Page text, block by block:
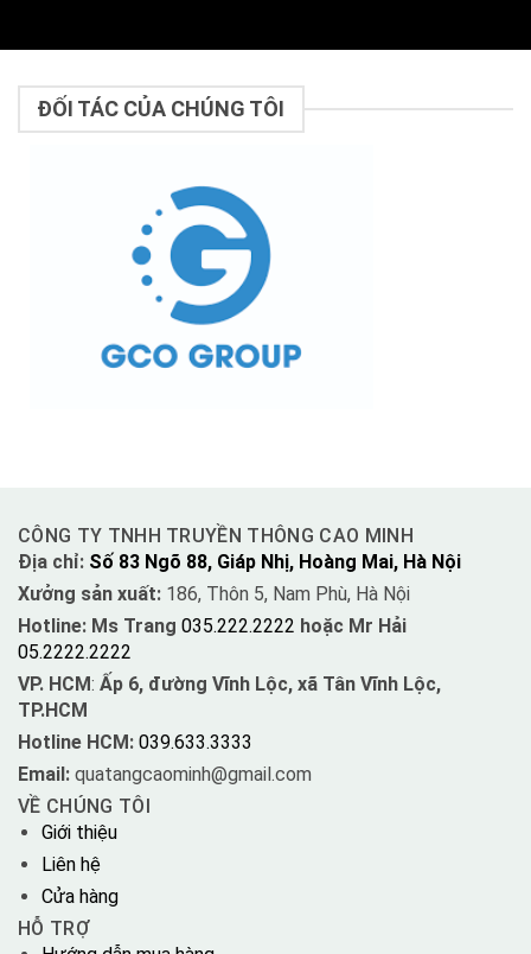
ĐỐI TÁC CỦA CHÚNG TÔI
CÔNG TY TNHH TRUYỀN THÔNG CAO MINH
Địa chỉ: Số 83 Ngõ 88, Giáp Nhị, Hoàng Mai, Hà Nội
Xưởng sản xuất: 186, Thôn 5, Nam Phù, Hà Nội
Hotline: Ms Trang 035.222.2222 hoặc Mr Hải
05.2222.2222
VP. HCM: Ấp 6, đường Vĩnh Lộc, xã Tân Vĩnh Lộc,
TP.HCM
Hotline HCM: 039.633.3333
Email: quatangcaominh@gmail.com
VỀ CHÚNG TÔI
Giới thiệu
Liên hệ
Cửa hàng
HỖ TRỢ